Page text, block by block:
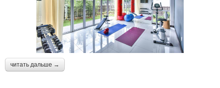
читать дальше →